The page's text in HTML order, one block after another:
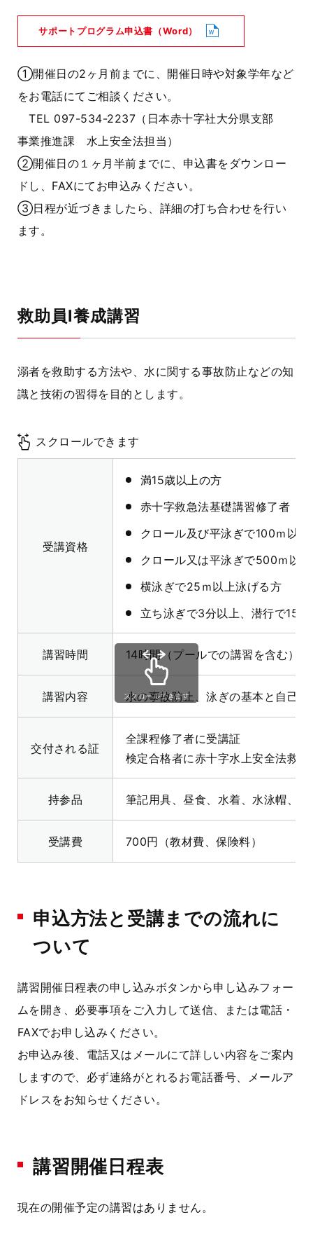
サポートプログラム申込書（Word）
①開催日の2ヶ月前までに、開催日時や対象学年など
をお電話にてご相談ください。
TEL 097-534-2237（日本赤十字社大分県支部
事業推進課 水上安全法担当）
②開催日の１ヶ月半前までに、申込書をダウンロー
ドし、FAXにてお申込みください。
③日程が近づきましたら、詳細の打ち合わせを行い
ます。
救助員Ⅰ養成講習
溺者を救助する方法や、水に関する事故防止などの知
識と技術の習得を目的とします。
受講資格
満15歳以上の方
赤十字救急法基礎講習修了者
クロール及び平泳ぎで100ｍ以
クロール又は平泳ぎで500ｍ以
横泳ぎで25ｍ以上泳げる方
立ち泳ぎで3分以上、潜行で15
講習時間 14時間（プールでの講習を含む）
講習内容 水の事故防止、泳ぎの基本と自己
交付される証
全課程修了者に受講証
検定合格者に赤十字水上安全法救
持参品 筆記用具、昼食、水着、水泳帽、
受講費 700円（教材費、保険料）
スクロールできます
スクロールできます
申込方法と受講までの流れに
ついて
講習開催日程表の申し込みボタンから申し込みフォー
ムを開き、必要事項をご入力して送信、または電話・
FAXでお申し込みください。
お申込み後、電話又はメールにて詳しい内容をご案内
しますので、必ず連絡がとれるお電話番号、メールア
ドレスをお知らせください。
講習開催日程表
現在の開催予定の講習はありません。